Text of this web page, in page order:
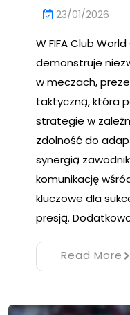
23/01/2026
W FIFA Club
demonstruje
w meczach,
taktyczną, która
strategie w
zdolność do
synergią
komunikację
kluczowe dla
presją.
Read More